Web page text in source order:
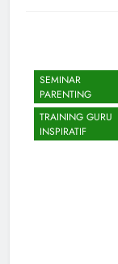
SEMINAR
PARENTING
TRAINING GURU
INSPIRATIF